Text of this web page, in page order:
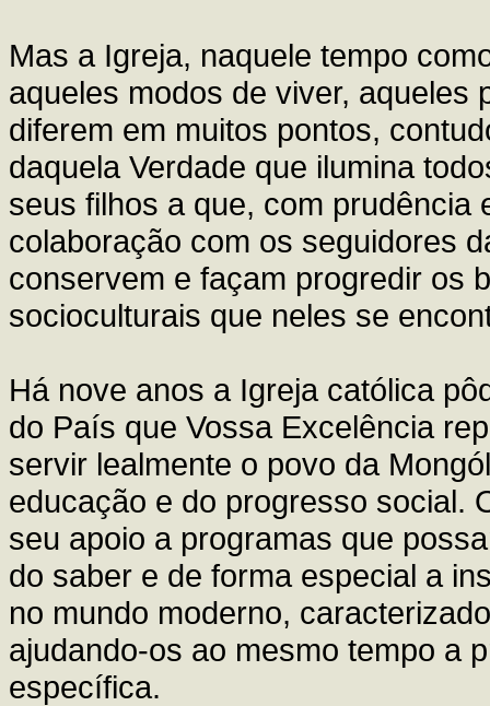
Mas a Igreja, naquele tempo
aqueles modos de viver, aqueles
diferem em muitos pontos,
daquela Verdade que ilumina
seus filhos a que, com prudência
colaboração com os seguidores
conservem e façam progredir os
socioculturais que neles se
Há nove anos a Igreja católica
do País que Vossa Excelência
servir lealmente o povo da
educação e do progresso social.
seu apoio a programas que
do saber e de forma especial a
no mundo moderno,
ajudando-os ao mesmo tempo a
específica.